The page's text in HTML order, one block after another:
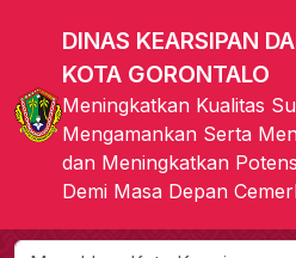
DINAS KEARSIPAN
KOTA GORONTALO
Meningkatkan Kualitas
Mengamankan Serta
dan Meningkatkan
Demi Masa Depan